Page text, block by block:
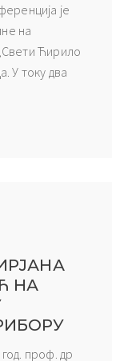
је
на
Ћирило
У току два
НА
год. проф. др